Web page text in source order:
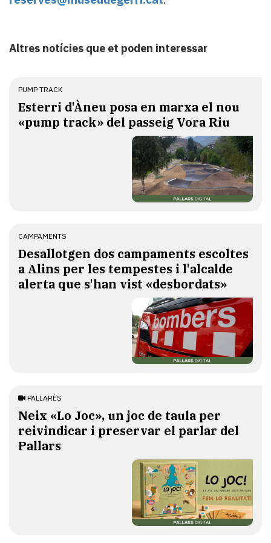
Altres notícies que et poden interessar
PUMP TRACK
Esterri d'Àneu posa en marxa el nou
«pump track» del passeig Vora Riu
CAMPAMENTS
​Desallotgen dos campaments escoltes
a Alins per les tempestes i l'alcalde
alerta que s'han vist «desbordats»
PALLARÈS
​Neix «Lo Joc», un joc de taula per
reivindicar i preservar el parlar del
Pallars